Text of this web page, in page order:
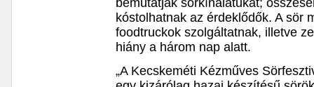
kóstolhatnak az érdeklődők. A sör
foodtruckok szolgáltatnak, illetve
hiány a három nap alatt.
„A Kecskeméti Kézműves